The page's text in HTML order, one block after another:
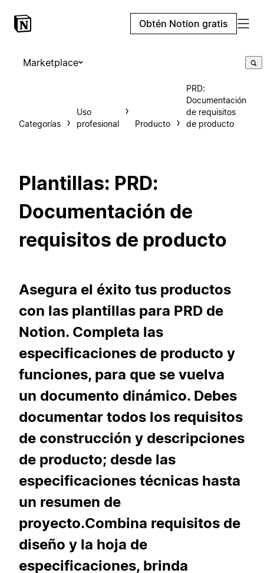
Obtén Notion gratis
Marketplace
Categorías
Uso
profesional
Producto
PRD:
Documentación
de requisitos
de producto
Plantillas: PRD:
Documentación de
requisitos de producto
Asegura el éxito tus productos
con las plantillas para PRD de
Notion. Completa las
especificaciones de producto y
funciones, para que se vuelva
un documento dinámico. Debes
documentar todos los requisitos
de construcción y descripciones
de producto; desde las
especificaciones técnicas hasta
un resumen de
proyecto.Combina requisitos de
diseño y la hoja de
especificaciones, brinda